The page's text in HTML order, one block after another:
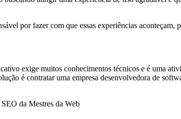
por fazer com que essas experiências
exige muitos conhecimentos técnicos e é uma
é contratar uma empresa desenvolvedora de
da Mestres da Web